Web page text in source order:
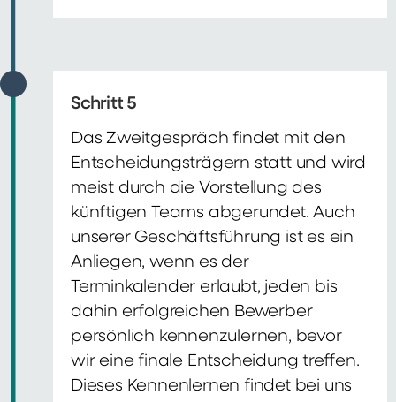
Schritt 5
Das Zweitgespräch findet mit den
Entscheidungsträgern statt und wird
meist durch die Vorstellung des
künftigen Teams abgerundet. Auch
unserer Geschäftsführung ist es ein
Anliegen, wenn es der
Terminkalender erlaubt, jeden bis
dahin erfolgreichen Bewerber
persönlich kennenzulernen, bevor
wir eine finale Entscheidung treffen.
Dieses Kennenlernen findet bei uns